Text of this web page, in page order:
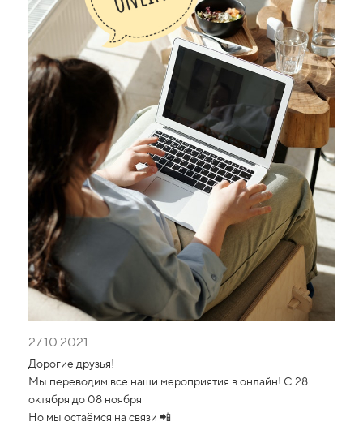
27.10.2021
Дорогие друзья!
Мы переводим все наши мероприятия в онлайн! С 28
октября до 08 ноября
Но мы остаёмся на связи 📲